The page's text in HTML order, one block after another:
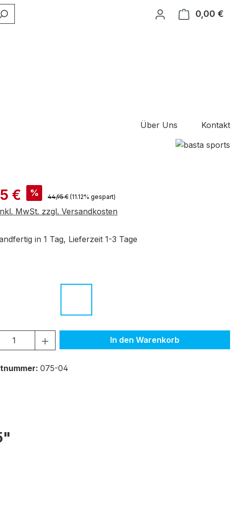
0,00 €
Über Uns Kontakt
€ % Regulärer Preis:
44,95 € (11.12% gespart)
MwSt. zzgl. Versandkosten
in 1 Tag, Lieferzeit 1-3 Tage
Anzahl: Gib den gewünschten Wert
In den Warenkorb
075-04